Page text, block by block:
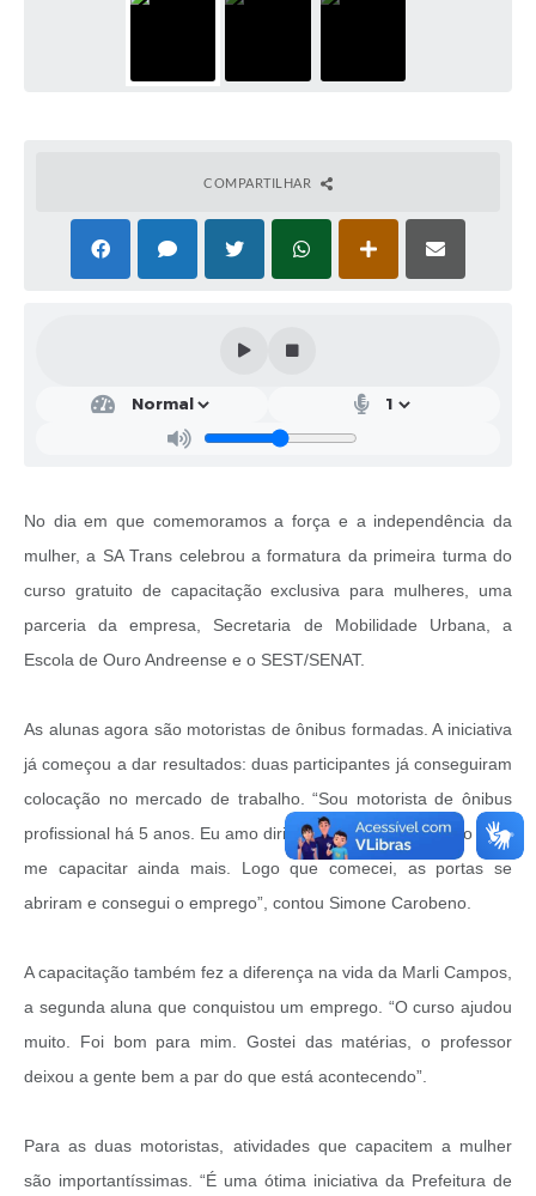
COMPARTILHAR
No dia em que comemoramos a força e a independência da
mulher, a SA Trans celebrou a formatura da primeira turma do
curso gratuito de capacitação exclusiva para mulheres, uma
parceria da empresa, Secretaria de Mobilidade Urbana, a
Escola de Ouro Andreense e o SEST/SENAT.
As alunas agora são motoristas de ônibus formadas. A iniciativa
já começou a dar resultados: duas participantes já conseguiram
colocação no mercado de trabalho. “Sou motorista de ônibus
profissional há 5 anos. Eu amo dirigir. Resolvi fazer o curso para
me capacitar ainda mais. Logo que comecei, as portas se
abriram e consegui o emprego”, contou Simone Carobeno.
A capacitação também fez a diferença na vida da Marli Campos,
a segunda aluna que conquistou um emprego. “O curso ajudou
muito. Foi bom para mim. Gostei das matérias, o professor
deixou a gente bem a par do que está acontecendo”.
Para as duas motoristas, atividades que capacitem a mulher
são importantíssimas. “É uma ótima iniciativa da Prefeitura de